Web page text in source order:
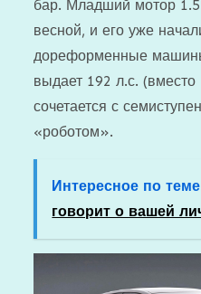
бар. Младший мотор
весной, и его уже
дореформенные
выдает 192 л.с.
сочетается с
«роботом».
Интересное по
говорит о вашей